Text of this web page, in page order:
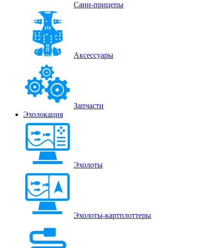
Сани-прицепы
Аксессуары
Запчасти
Эхолокация
Эхолоты
Эхолоты-картплоттеры